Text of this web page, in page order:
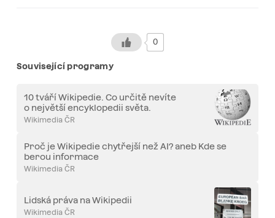
0
Související programy
10 tváří Wikipedie. Co určitě nevíte
o největší encyklopedii světa.
Wikimedia ČR
Proč je Wikipedie chytřejší než AI? aneb Kde se
berou informace
Wikimedia ČR
Lidská práva na Wikipedii
Wikimedia ČR